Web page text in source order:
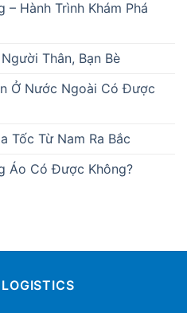
– Hành Trình Khám Phá
Thân, Bạn Bè
Ở Nước Ngoài Có Được
Tốc Từ Nam Ra Bắc
Áo Có Được Không?